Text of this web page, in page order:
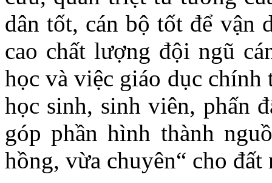
dân tốt, cán bộ tốt để vận
cao chất lượng đội ngũ
học và việc giáo dục
học sinh, sinh viên, phấn
góp phần hình thành
hồng, vừa chuyên“ cho đất